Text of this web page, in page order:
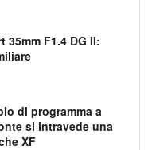
35mm F1.4 DG II:
di programma a
si intravede una
XF